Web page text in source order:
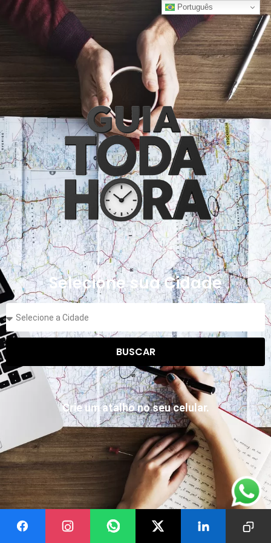
Selecione sua Cidade
BUSCAR
Crie um atalho no seu celular.
Português